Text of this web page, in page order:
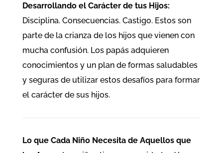
Desarrollando el Carácter de tus Hijos:
Disciplina. Consecuencias. Castigo. Estos son
parte de la crianza de los hijos que vienen con
mucha confusión. Los papás adquieren
conocimientos y un plan de formas saludables
y seguras de utilizar estos desafíos para formar
el carácter de sus hijos.
Lo que Cada Niño Necesita de Aquellos que